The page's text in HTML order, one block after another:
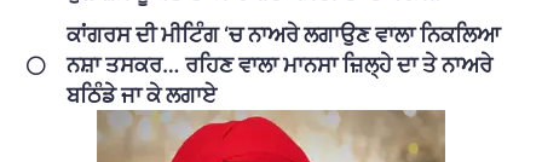
ਕਾਂਗਰਸ ਦੀ ਮੀਟਿੰਗ ‘ਚ ਨਾਅਰੇ ਲਗਾਉਣ ਵਾਲਾ ਨਿਕਲਿਆ
ਨਸ਼ਾ ਤਸਕਰ… ਰਹਿਣ ਵਾਲਾ ਮਾਨਸਾ ਜ਼ਿਲ੍ਹੇ ਦਾ ਤੇ ਨਾਅਰੇ
ਬਠਿੰਡੇ ਜਾ ਕੇ ਲਗਾਏ